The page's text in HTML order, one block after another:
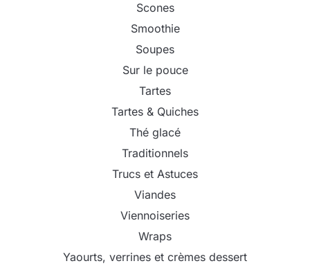
Scones
Smoothie
Soupes
Sur le pouce
Tartes
Tartes & Quiches
Thé glacé
Traditionnels
Trucs et Astuces
Viandes
Viennoiseries
Wraps
Yaourts, verrines et crèmes dessert